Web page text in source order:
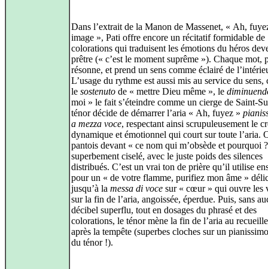
Dans l’extrait de la Manon de Massenet, « Ah,
image », Pati offre encore un récitatif formidable de
colorations qui traduisent les émotions du héros
prêtre (« c’est le moment suprême »). Chaque mot,
résonne, et prend un sens comme éclairé de
L’usage du rythme est aussi mis au service du sens,
le sostenuto de « mettre Dieu même », le
moi » le fait s’éteindre comme un cierge de
ténor décide de démarrer l’aria « Ah, fuyez »
a mezza voce, respectant ainsi scrupuleusement le
dynamique et émotionnel qui court sur toute l’aria.
pantois devant « ce nom qui m’obsède et pourquoi
superbement ciselé, avec le juste poids des silences
distribués. C’est un vrai ton de prière qu’il utilise
pour un « de votre flamme, purifiez mon âme »
jusqu’à la messa di voce sur « cœur » qui ouvre les
sur la fin de l’aria, angoissée, éperdue. Puis, sans
décibel superflu, tout en dosages du phrasé et des
colorations, le ténor mène la fin de l’aria au
après la tempête (superbes cloches sur un
du ténor !).